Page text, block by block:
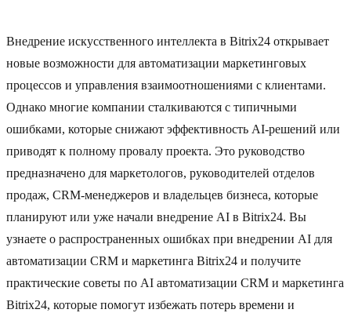
Внедрение искусственного интеллекта в Bitrix24 открывает
новые возможности для автоматизации маркетинговых
процессов и управления взаимоотношениями с клиентами.
Однако многие компании сталкиваются с типичными
ошибками, которые снижают эффективность AI-решений или
приводят к полному провалу проекта. Это руководство
предназначено для маркетологов, руководителей отделов
продаж, CRM-менеджеров и владельцев бизнеса, которые
планируют или уже начали внедрение AI в Bitrix24. Вы
узнаете о распространенных ошибках при внедрении AI для
автоматизации CRM и маркетинга Bitrix24 и получите
практические советы по AI автоматизации CRM и маркетинга
Bitrix24, которые помогут избежать потерь времени и